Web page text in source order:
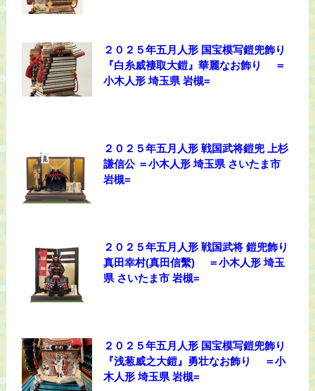
２０２５年五月人形 国宝模写鎧兜飾り
『白糸威褄取大鎧』華麗なお飾り ＝
小木人形 埼玉県 岩槻=
２０２５年五月人形 戦国武将鎧兜 上杉
謙信公 ＝小木人形 埼玉県 さいたま市
岩槻=
２０２５年五月人形 戦国武将 鎧兜飾り
真田幸村(真田信繫) ＝小木人形 埼玉
県 さいたま市 岩槻=
２０２５年五月人形 国宝模写鎧兜飾り
『浅葱威之大鎧』勇壮なお飾り ＝小
木人形 埼玉県 岩槻=